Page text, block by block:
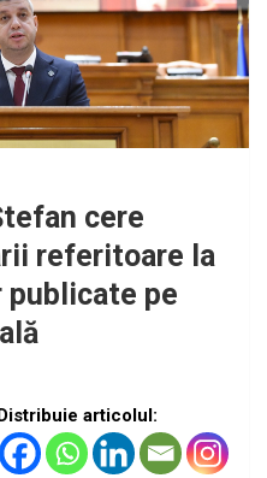
cere
referitoare la
publicate pe
articolul: